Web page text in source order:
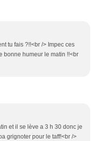
tu fais ?!!<br /> Impec ces
bonne humeur le matin !!<br
et il se lève a 3 h 30 donc je
grignoter pour le taff!<br />